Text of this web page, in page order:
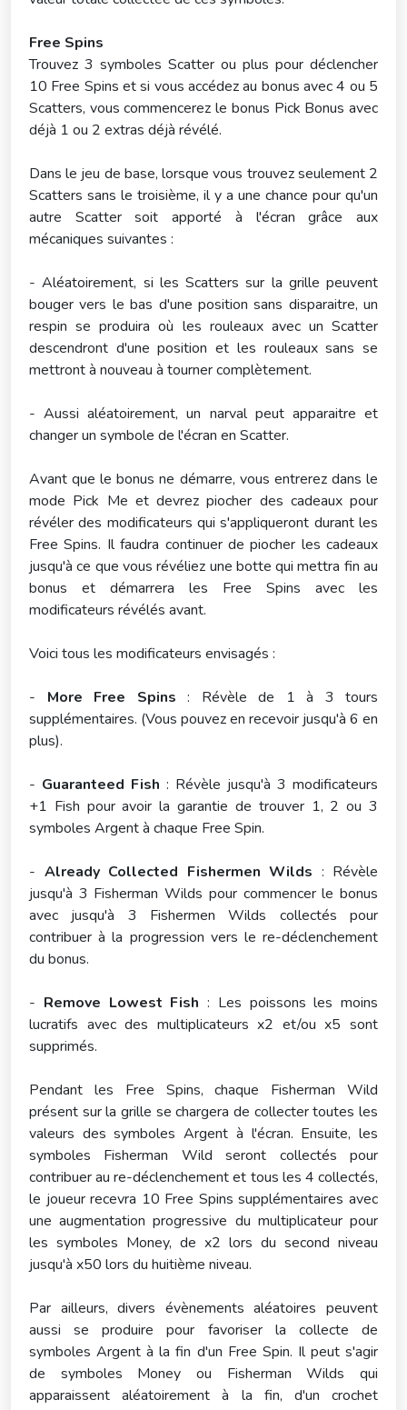
Free Spins
Trouvez 3 symboles Scatter ou plus pour déclencher
10 Free Spins et si vous accédez au bonus avec 4 ou 5
Scatters, vous commencerez le bonus Pick Bonus avec
déjà 1 ou 2 extras déjà révélé.
Dans le jeu de base, lorsque vous trouvez seulement 2
Scatters sans le troisième, il y a une chance pour qu'un
autre Scatter soit apporté à l'écran grâce aux
mécaniques suivantes :
- Aléatoirement, si les Scatters sur la grille peuvent
bouger vers le bas d'une position sans disparaitre, un
respin se produira où les rouleaux avec un Scatter
descendront d'une position et les rouleaux sans se
mettront à nouveau à tourner complètement.
- Aussi aléatoirement, un narval peut apparaitre et
changer un symbole de l'écran en Scatter.
Avant que le bonus ne démarre, vous entrerez dans le
mode Pick Me et devrez piocher des cadeaux pour
révéler des modificateurs qui s'appliqueront durant les
Free Spins. Il faudra continuer de piocher les cadeaux
jusqu'à ce que vous révéliez une botte qui mettra fin au
bonus et démarrera les Free Spins avec les
modificateurs révélés avant.
Voici tous les modificateurs envisagés :
- More Free Spins : Révèle de 1 à 3 tours
supplémentaires. (Vous pouvez en recevoir jusqu'à 6 en
plus).
- Guaranteed Fish : Révèle jusqu'à 3 modificateurs
+1 Fish pour avoir la garantie de trouver 1, 2 ou 3
symboles Argent à chaque Free Spin.
- Already Collected Fishermen Wilds : Révèle
jusqu'à 3 Fisherman Wilds pour commencer le bonus
avec jusqu'à 3 Fishermen Wilds collectés pour
contribuer à la progression vers le re-déclenchement
du bonus.
- Remove Lowest Fish : Les poissons les moins
lucratifs avec des multiplicateurs x2 et/ou x5 sont
supprimés.
Pendant les Free Spins, chaque Fisherman Wild
présent sur la grille se chargera de collecter toutes les
valeurs des symboles Argent à l'écran. Ensuite, les
symboles Fisherman Wild seront collectés pour
contribuer au re-déclenchement et tous les 4 collectés,
le joueur recevra 10 Free Spins supplémentaires avec
une augmentation progressive du multiplicateur pour
les symboles Money, de x2 lors du second niveau
jusqu'à x50 lors du huitième niveau.
Par ailleurs, divers évènements aléatoires peuvent
aussi se produire pour favoriser la collecte de
symboles Argent à la fin d'un Free Spin. Il peut s'agir
de symboles Money ou Fisherman Wilds qui
apparaissent aléatoirement à la fin, d'un crochet